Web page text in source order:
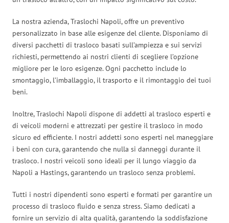
La nostra azienda, Traslochi Napoli, offre un preventivo
personalizzato in base alle esigenze del cliente. Disponiamo di
diversi pacchetti di trasloco basati sull’ampiezza e sui servizi
richiesti, permettendo ai nostri clienti di scegliere l’opzione
migliore per le loro esigenze. Ogni pacchetto include lo
smontaggio, l’imballaggio, il trasporto e il rimontaggio dei tuoi
beni.
Inoltre, Traslochi Napoli dispone di addetti al trasloco esperti e
di veicoli moderni e attrezzati per gestire il trasloco in modo
sicuro ed efficiente. I nostri addetti sono esperti nel maneggiare
i beni con cura, garantendo che nulla si danneggi durante il
trasloco. I nostri veicoli sono ideali per il lungo viaggio da
Napoli a Hastings, garantendo un trasloco senza problemi.
Tutti i nostri dipendenti sono esperti e formati per garantire un
processo di trasloco fluido e senza stress. Siamo dedicati a
fornire un servizio di alta qualità, garantendo la soddisfazione